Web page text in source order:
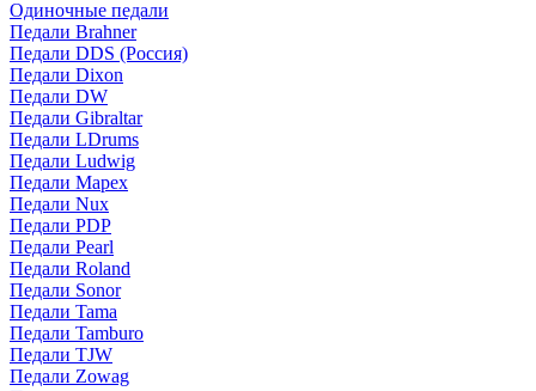
Одиночные педали
Педали Brahner
Педали DDS (Россия)
Педали Dixon
Педали DW
Педали Gibraltar
Педали LDrums
Педали Ludwig
Педали Mapex
Педали Nux
Педали PDP
Педали Pearl
Педали Roland
Педали Sonor
Педали Tama
Педали Tamburo
Педали TJW
Педали Zowag